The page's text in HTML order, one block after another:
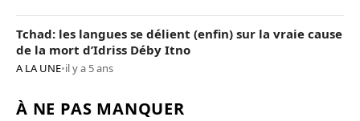
Tchad: les langues se délient (enfin) sur la vraie cause
de la mort d’Idriss Déby Itno
A LA UNE•il y a 5 ans
À NE PAS MANQUER